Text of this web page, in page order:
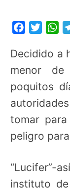
FacebookTwitter
Decidido a
menor
poquitos
tomar
peligro
“Lucifer”-
instituto